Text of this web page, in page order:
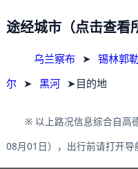
途经城市（点击查看
乌兰察布 ➤ 锡林郭
尔
➤ 黑河 ➤目的地
※ 以上路况信息综合自高
08月01日），出行前请打开导